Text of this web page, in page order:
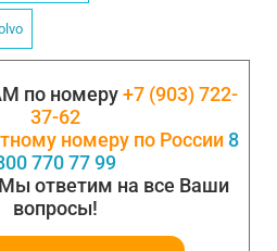
по номеру+7 (903) 722-
37-62
номеру по России 8
770 77 99
Мы ответим на все Ваши
вопросы!